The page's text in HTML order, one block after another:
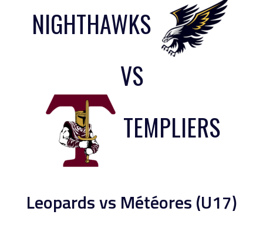
NIGHTHAWKS
VS
TEMPLIERS
Leopards vs Météores (U17)